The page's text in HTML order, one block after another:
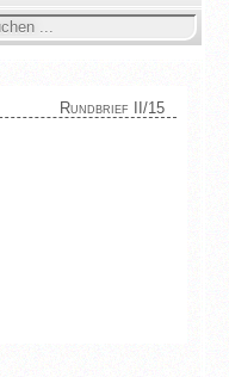
Rundbrief II/15
Rundbriefe